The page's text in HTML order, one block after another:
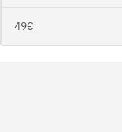
49€